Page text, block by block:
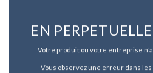
EN
Votre produit ou votre entreprise
Vous observez une erreur dans